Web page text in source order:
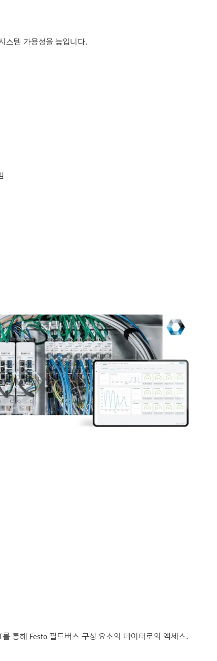
스템 가용성을 높입니다.
통해 Festo 필드버스 구성 요소의 데이터로의 액세스.